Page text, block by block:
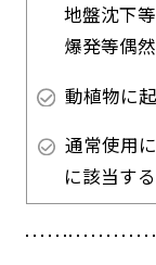
地盤沈下
爆発等偶
動植物に
通常使用
に該当す